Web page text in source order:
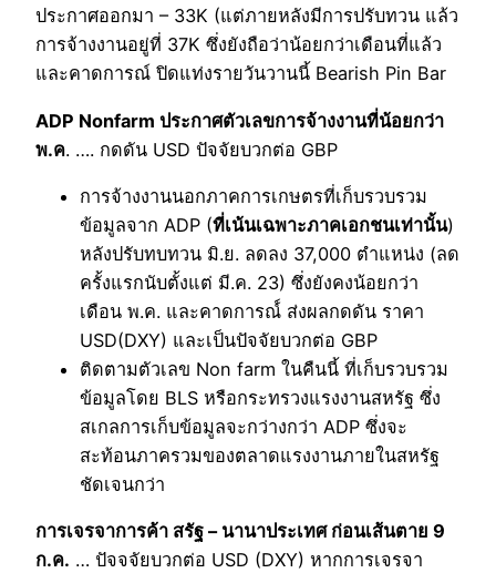
ประกาศออกมา – 33K (แต่ภายหลังมีการปรับทวน แล้ว
การจ้างงานอยู่ที่ 37K ซึ่งยังถือว่าน้อยกว่าเดือนที่แล้ว
และคาดการณ์ ปิดแท่งรายวันวานนี้ Bearish Pin Bar
ADP Nonfarm ประกาศตัวเลขการจ้างงานที่น้อยกว่า
พ.ค. …. กดดัน USD ปัจจัยบวกต่อ GBP
การจ้างงานนอกภาคการเกษตรที่เก็บรวบรวม
ข้อมูลจาก ADP (ที่เน้นเฉพาะภาคเอกชนเท่านั้น)
หลังปรับทบทวน มิ.ย. ลดลง 37,000 ตำแหน่ง (ลด
ครั้งแรกนับตั้งแต่ มี.ค. 23) ซึ่งยังคงน้อยกว่า
เดือน พ.ค. และคาดการณ์์ ส่งผลกดดัน ราคา
USD(DXY) และเป็นปัจจัยบวกต่อ GBP
ติดตามตัวเลข Non farm ในคืนนี้ ที่เก็บรวบรวม
ข้อมูลโดย BLS หรือกระทรวงแรงงานสหรัฐ ซึ่ง
สเกลการเก็บข้อมูลจะกว่างกว่า ADP ซึ่งจะ
สะท้อนภาครวมของตลาดแรงงานภายในสหรัฐ
ชัดเจนกว่า
การเจรจาการค้า สรัฐ – นานาประเทศ ก่อนเส้นตาย 9
ก.ค. … ปัจจจัยบวกต่อ USD (DXY) หากการเจรจา